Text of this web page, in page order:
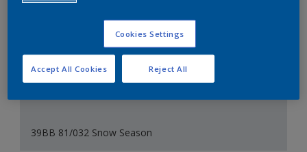
39BB 81/032 Snow Season
Cookies Settings
Reject All
Accept All Cookies